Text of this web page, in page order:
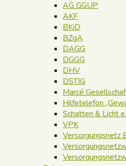
AG GGUP
AKF
BKiD
BZgA
DAGG
DGGG
DHV
DSTIG
Marcé
Hilfetelefon
Schatten & Licht
VPK
Versorgungsnetz